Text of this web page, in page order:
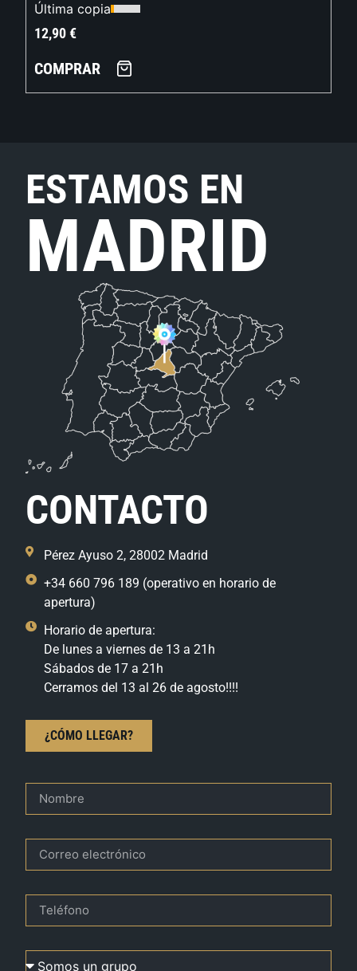
Última copia
12,90€
COMPRAR
ESTAMOS EN
MADRID
CONTACTO
Pérez Ayuso 2, 28002 Madrid
+34 660 796 189 (operativo en horario de
apertura)
Horario de apertura:
De lunes a viernes de 13 a 21h
Sábados de 17 a 21h
Cerramos del 13 al 26 de agosto!!!!
¿CÓMO LLEGAR?